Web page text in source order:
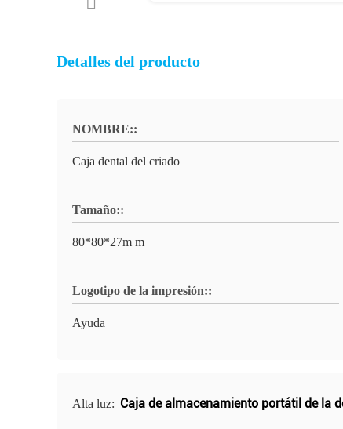
Detalles del producto
NOMBRE::
Caja dental del criado
Tamaño::
80*80*27m m
Logotipo de la impresión::
Ayuda
Alta luz: Caja de almacenamiento portátil de la